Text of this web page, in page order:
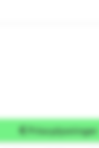
Prisoplysninger